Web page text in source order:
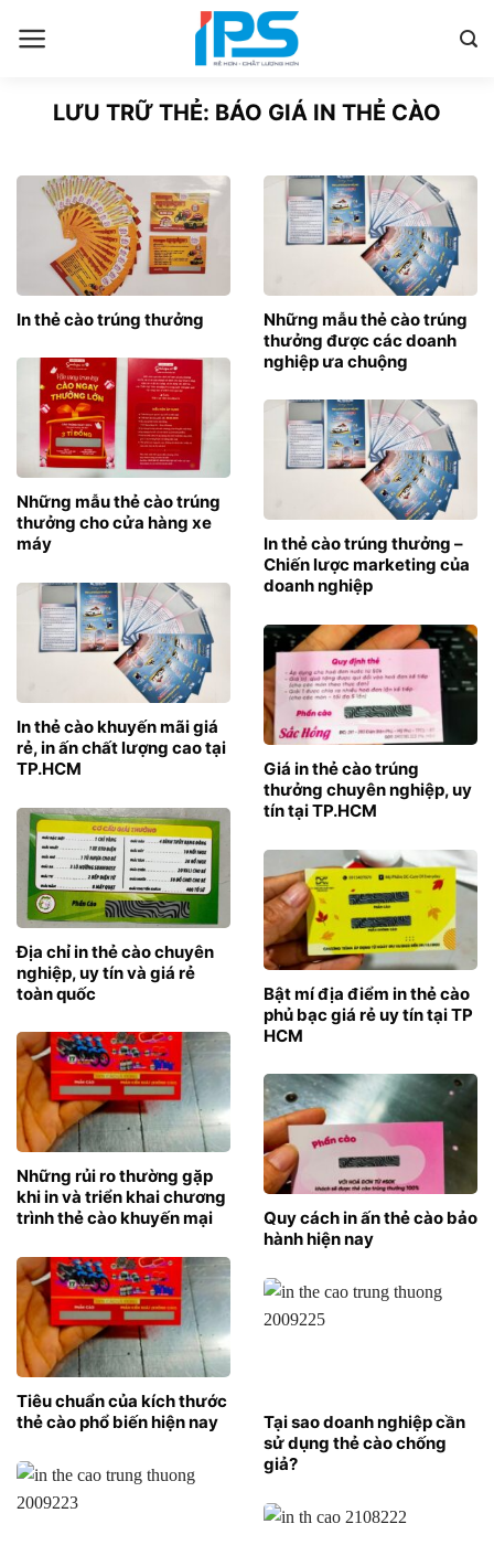
qua
LƯU TRỮ THẺ: BÁO GIÁ IN THẺ CÀO
In thẻ cào trúng thưởng
Những mẫu thẻ cào trúng
thưởng được các doanh
nghiệp ưa chuộng
Những mẫu thẻ cào trúng
thưởng cho cửa hàng xe
máy
In thẻ cào trúng thưởng –
Chiến lược marketing của
doanh nghiệp
In thẻ cào khuyến mãi giá
rẻ, in ấn chất lượng cao tại
TP.HCM
Giá in thẻ cào trúng
thưởng chuyên nghiệp, uy
tín tại TP.HCM
Địa chỉ in thẻ cào chuyên
nghiệp, uy tín và giá rẻ
toàn quốc
Bật mí địa điểm in thẻ cào
phủ bạc giá rẻ uy tín tại TP
HCM
Những rủi ro thường gặp
khi in và triển khai chương
trình thẻ cào khuyến mại
Quy cách in ấn thẻ cào bảo
hành hiện nay
Tiêu chuẩn của kích thước
thẻ cào phổ biến hiện nay
Tại sao doanh nghiệp cần
sử dụng thẻ cào chống
giả?